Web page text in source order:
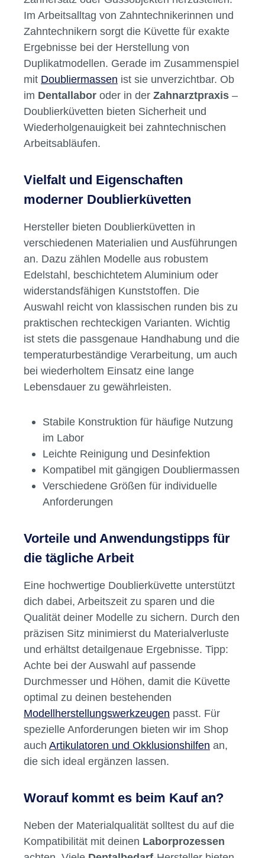
Was ist eine Doublierküvette und
wofür wird sie eingesetzt?
DieDoublierküvette ist ein zentrales
Laborgerät in der
Modellherstellung
dient dazu, präzise Abformungen von
Zahnersatz oder Gussobjekten herzustellen.
Im Arbeitsalltag von Zahntechnikerinnen und
Duplikatmodellen. Gerade im Zusammenspiel
mitDoubliermassenist sie unverzichtbar. Ob
Doublierküvetten bieten Sicherheit und
Wiederholgenauigkeit bei zahntechnischen
Arbeitsabläufen.
Vielfalt und Eigenschaften
moderner Doublierküvetten
Hersteller bieten Doublierküvetten in
verschiedenen Materialien und Ausführungen
an. Dazu zählen Modelle aus robustem
Edelstahl, beschichtetem Aluminium oder
Auswahl reicht von klassischen runden bis zu
praktischen rechteckigen Varianten. Wichtig
ist stets die passgenaue Handhabung und die
temperaturbeständige Verarbeitung, um auch
bei wiederholtem Einsatz eine lange
Lebensdauer zu gewährleisten.
Stabile Konstruktion für häufige Nutzung
im Labor
Kompatibel mit gängigen Doubliermassen
Verschiedene Größen für individuelle
Anforderungen
Vorteile und Anwendungstipps für
die tägliche Arbeit
Eine hochwertige Doublierküvette unterstützt
dich dabei, Arbeitszeit zu sparen und die
Qualität deiner Modelle zu sichern. Durch den
präzisen Sitz minimierst du Materialverluste
und erhältst detailgenaue Ergebnisse. Tipp:
Durchmesser und Höhen, damit die Küvette
optimal zu deinen bestehenden
Modellherstellungswerkzeugen
spezielle Anforderungen bieten wir im Shop